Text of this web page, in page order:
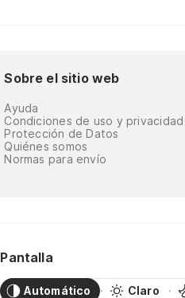
Sobre el sitio web
Ayuda
Condiciones de uso y privacidad
Protección de Datos
Quiénes somos
Normas para envío
Pantalla
Automático Claro